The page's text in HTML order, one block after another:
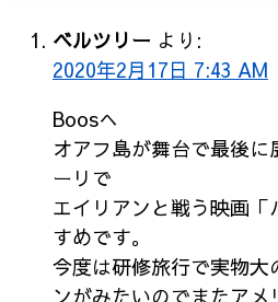
ベルツリー より:
2020年2月17日 7:43 AM
Boosへ
オアフ島が舞台で最後
ーリで
エイリアンと戦う映画
すめです。
今度は研修旅行で実物大
ンがみたいのでまたアメ